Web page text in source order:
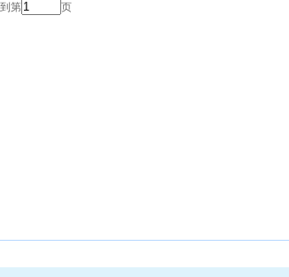
第 页